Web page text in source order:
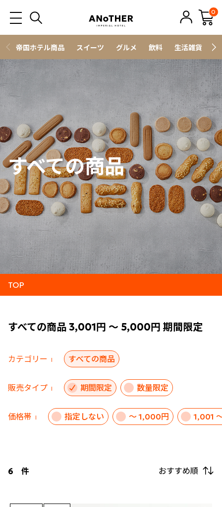
0
帝国ホテル商品 スイーツ グルメ 飲料 生活雑貨
すべての商品
TOP
すべての商品 3,001円 ～ 5,000円 期間限定
カテゴリー すべての商品
販売タイプ 期間限定 数量限定
価格帯 指定しない ～ 1,000円 1,001
6 件 おすすめ順